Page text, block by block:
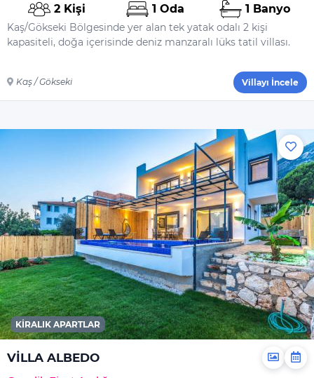
2 Kişi 1 Oda 1 Banyo
Kaş/Gökseki Bölgesinde yer alan tek yatak odalı 2 kişi
kapasiteli, doğa içerisinde deniz manzaralı lüks tatil villası.
Kaş / Gökseki Villayı İncele
KIRALIK APARTLAR
VİLLA ALBEDO